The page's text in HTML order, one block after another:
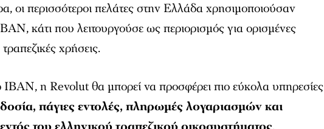
οι περισσότεροι πελάτες στην Ελλάδα χρησιμοποιούσαν
κάτι που λειτουργούσε ως περιορισμός για ορισμένες
χρήσεις.
η Revolut θα μπορεί να προσφέρει πιο εύκολα υπηρεσίες
πάγιες εντολές, πληρωμές λογαριασμών και